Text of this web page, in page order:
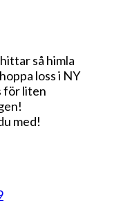
så himla
loss i NY
för liten
med!